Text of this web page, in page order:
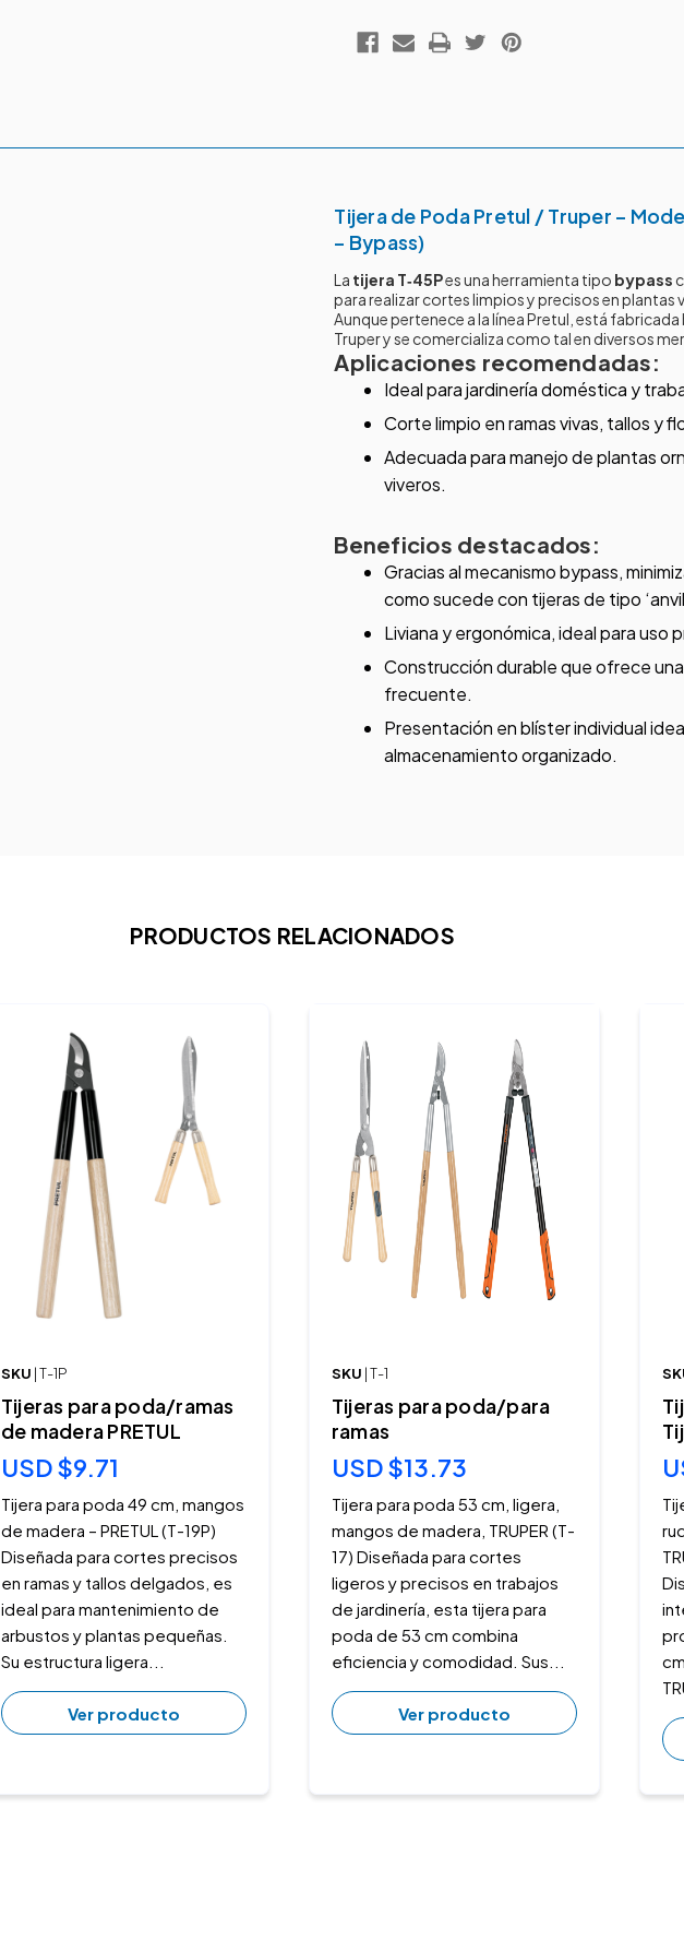
Tijera de Poda Pretul / Truper –
– Bypass)
La tijera T‑45Pes una herramienta tipo bypass
para realizar cortes limpios y precisos en plantas
Aunque pertenece a la línea Pretul, está
Truper y se comercializa como tal en diversos
Aplicaciones recomendadas:
Ideal para jardinería doméstica y
Corte limpio en ramas vivas, tallos y
Adecuada para manejo de plantas
viveros.
Beneficios destacados:
Gracias al mecanismo bypass,
como sucede con tijeras de tipo
Liviana y ergonómica, ideal para uso
Construcción durable que ofrece
frecuente.
Presentación en blíster individual
almacenamiento organizado.
PRODUCTOS RELACIONADOS
SKU | T-1P
Tijeras para poda/ramas
de madera PRETUL
USD $9.71
Tijera para poda 49 cm, mangos
de madera – PRETUL (T-19P)
Diseñada para cortes precisos
en ramas y tallos delgados, es
ideal para mantenimiento de
arbustos y plantas pequeñas.
Su estructura ligera...
Ver producto
SKU | T-1
Tijeras para poda/para
ramas
USD $13.73
Tijera para poda 53 cm, ligera,
mangos de madera, TRUPER (T-
17) Diseñada para cortes
ligeros y precisos en trabajos
de jardinería, esta tijera para
poda de 53 cm combina
eficiencia y comodidad. Sus...
Ver producto